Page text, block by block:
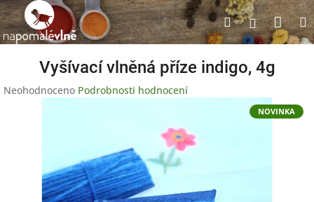
Přejít
na
obsah
Hledat
Vyšívací vlněná příze indigo, 4g
Průměrné
hvězdiček.
Neohodnoceno Podrobnosti hodnocení
NOVINKA